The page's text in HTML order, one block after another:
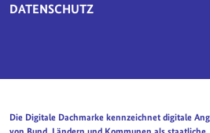
DATENSCHUTZ
Die Digitale Dachmarke kennzeichnet digitale